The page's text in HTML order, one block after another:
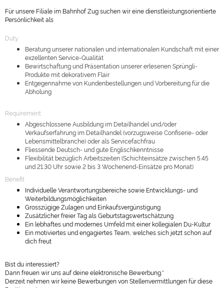
Für unsere Filiale im Bahnhof Zug suchen wir eine dienstleistungsorientierte
Persönlichkeit als
Duty
Beratung unserer nationalen und internationalen Kundschaft mit einer
exzellenten Service-Qualität
Bewirtschaftung und Präsentation unserer erlesenen Sprüngli-
Produkte mit dekorativem Flair
Entgegennahme von Kundenbestellungen und Vorbereitung für die
Abholung
Requirement
Abgeschlossene Ausbildung im Detailhandel und/oder
Verkaufserfahrung im Detailhandel (vorzugsweise Confiserie- oder
Lebensmittelbranche) oder als Servicefachfrau
Fliessende Deutsch- und gute Englischkenntnisse
Flexibilität bezüglich Arbeitszeiten (Schichteinsätze zwischen 5.45
und 21.30 Uhr sowie 2 bis 3 Wochenend-Einsätze pro Monat)
Benefit
Individuelle Verantwortungsbereiche sowie Entwicklungs- und
Weiterbildungsmöglichkeiten
Grosszügige Zulagen und Einkaufsvergünstigung
Zusätzlicher freier Tag als Geburtstagswertschätzung
Ein lebhaftes und modernes Umfeld mit einer kollegialen Du-Kultur
Ein motiviertes und engagiertes Team, welches sich jetzt schon auf
dich freut
Bist du interessiert?
Dann freuen wir uns auf deine elektronische Bewerbung.*
Derzeit nehmen wir keine Bewerbungen von Stellenvermittlungen für diese